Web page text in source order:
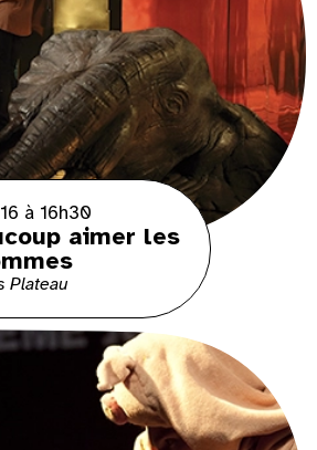
à 16h30
aimer les
Plateau